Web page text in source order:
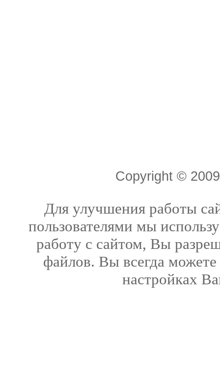
Copyright ©
Для улучшения работы
пользователями мы
работу с сайтом, Вы
файлов. Вы всегда
настройках